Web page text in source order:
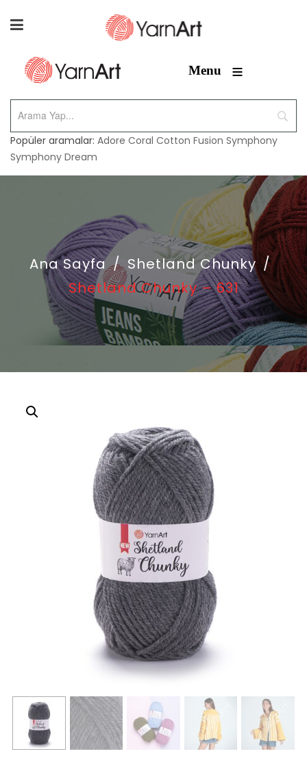
Menu ≡
Popüler aramalar: Adore Coral Cotton Fusion Symphony
Symphony Dream
Ana Sayfa / Shetland Chunky /
Shetland Chunky – 631